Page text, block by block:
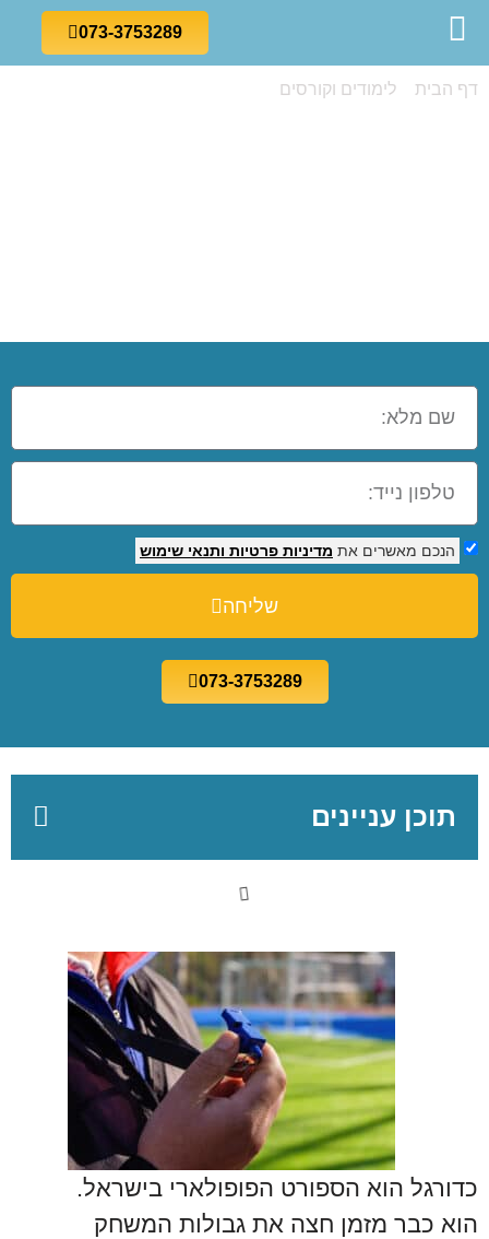
073-3753289
דף הבית לימודים וקורסים
הנכם מאשרים את מדיניות פרטיות ותנאי שימוש
שליחה
073-3753289
תוכן עניינים
כדורגל הוא הספורט הפופולארי בישראל.
הוא כבר מזמן חצה את גבולות המשחק